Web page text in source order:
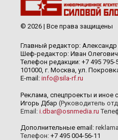
© 2026 | Все права защищены
Главный редактор:
Шеф-редактор: Иван
Телефон редакции: +7 495 795-
101000, г. Москва, ул.
E-mail: info@sila-rf.ru
Реклама, спецпроекты и иное
Игорь Дбар (Руководитель
Email: i.dbar@osnmedia.ru
Дополнительные email:
Телефон: +7 495 004-56-11